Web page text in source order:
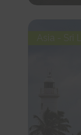
Asia - Sri